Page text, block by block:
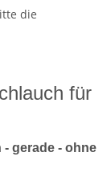
die
für
- gerade - ohne